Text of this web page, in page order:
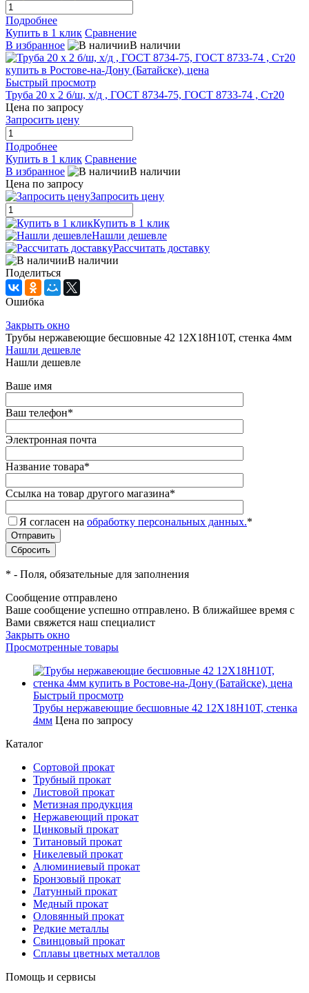
Подробнее
Купить в 1 клик Сравнение
В избранное
В наличии
Быстрый просмотр
Труба 20 х 2 б/ш, х/д , ГОСТ 8734-75, ГОСТ 8733-74 , Ст20
Цена по запросу
Запросить цену
Подробнее
Купить в 1 клик Сравнение
В избранное
В наличии
Цена по запросу
Запросить цену
Купить в 1 клик
Нашли дешевле
Рассчитать доставку
В наличии
Поделиться
Ошибка
Закрыть окно
Трубы нержавеющие бесшовные 42 12Х18Н10Т, стенка 4мм
Нашли дешевле
Нашли дешевле
Ваше имя
Ваш телефон*
Электронная почта
Название товара*
Ссылка на товар другого магазина*
Я согласен на обработку персональных данных.*
* - Поля, обязательные для заполнения
Сообщение отправлено
Ваше сообщение успешно отправлено. В ближайшее время с
Вами свяжется наш специалист
Закрыть окно
Просмотренные товары
Быстрый просмотр
Трубы нержавеющие бесшовные 42 12Х18Н10Т, стенка
4мм Цена по запросу
Каталог
Сортовой прокат
Трубный прокат
Листовой прокат
Метизная продукция
Нержавеющий прокат
Цинковый прокат
Титановый прокат
Никелевый прокат
Алюминиевый прокат
Бронзовый прокат
Латунный прокат
Медный прокат
Оловянный прокат
Редкие металлы
Свинцовый прокат
Сплавы цветных металлов
Помощь и сервисы